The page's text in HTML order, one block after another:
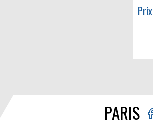
PARIS